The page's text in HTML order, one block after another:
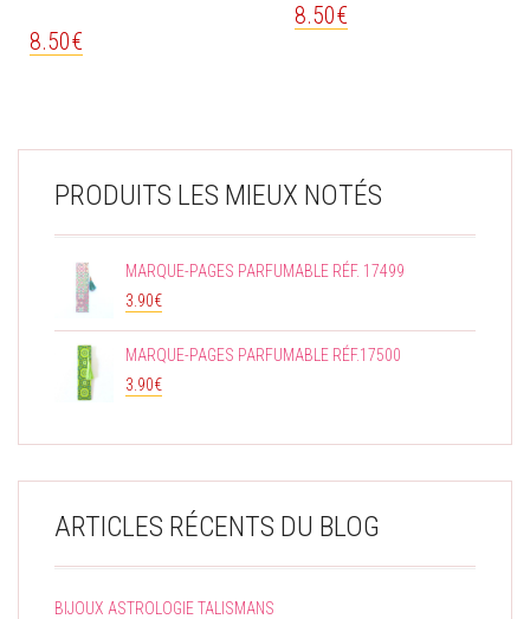
8.50€
8.50€
PRODUITS LES MIEUX NOTÉS
MARQUE-PAGES PARFUMABLE RÉF. 17499
3.90€
MARQUE-PAGES PARFUMABLE RÉF.17500
3.90€
ARTICLES RÉCENTS DU BLOG
BIJOUX ASTROLOGIE TALISMANS